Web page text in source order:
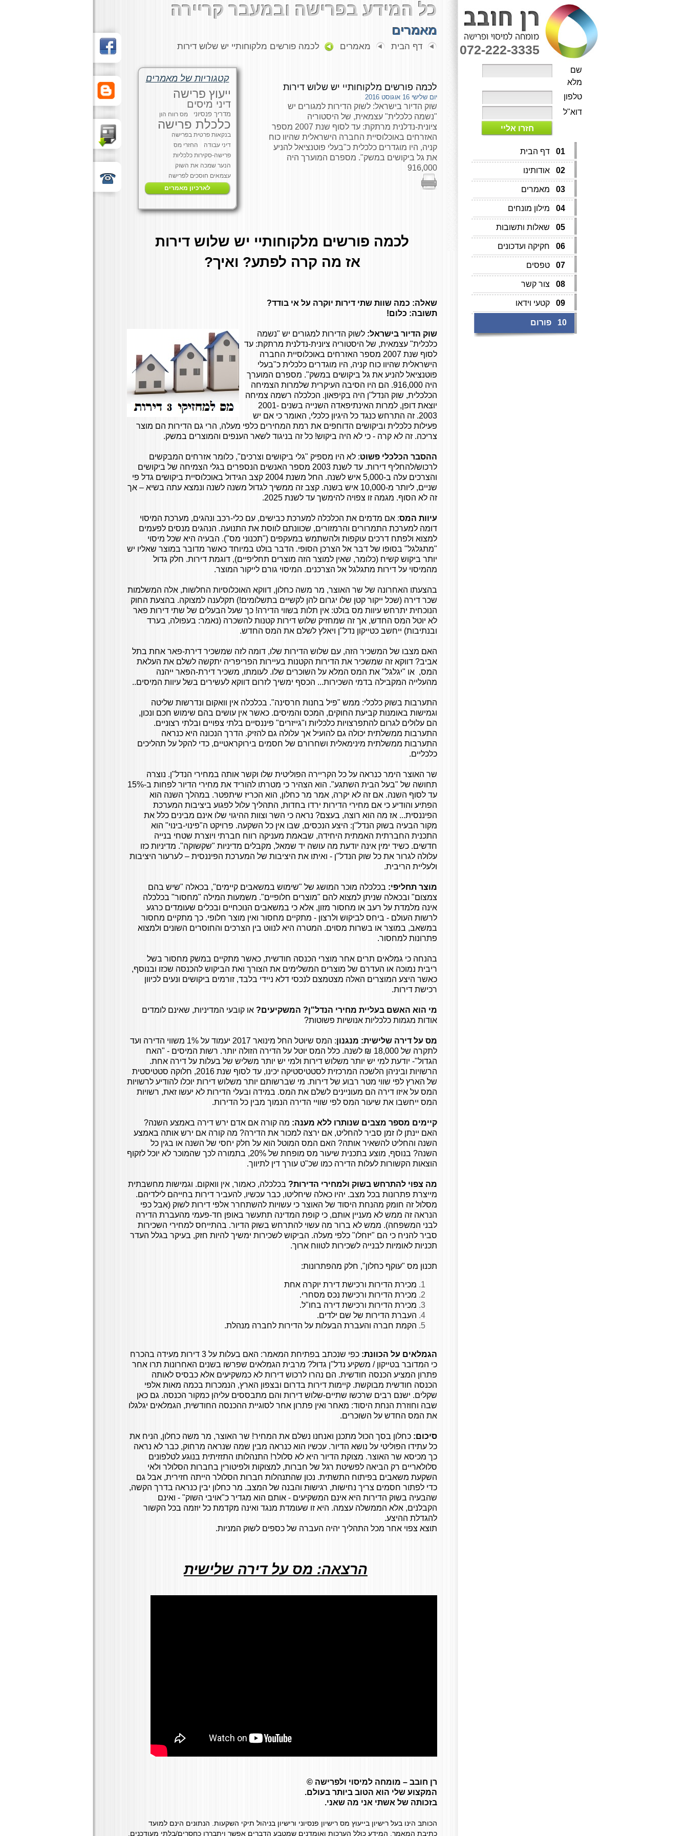
072-222-3335
שם
מלא
טלפון
דוא"ל
חזרו אליי
01 דף הבית
02 אודותינו
03 מאמרים
04 מילון מונחים
05 שאלות ותשובות
06 חקיקה ועדכונים
07 טפסים
08 צור קשר
09 קטעי וידאו
10 פורום
כל המידע בפרישה ובמעבר קריירה
מאמרים
דף הבית מאמרים לכמה פורשים מלקוחותיי יש שלוש דירות
לכמה פורשים מלקוחותיי יש שלוש דירות
יום שלישי 16 אוגוסט 2016
שוק הדיור בישראל: לשוק הדירות למגורים יש
"נשמה כלכלית" עצמאית, של היסטוריה
ציונית-נדלנית מרתקת: עד לסוף שנת 2007 מספר
האזרחים באוכלוסיית החברה הישראלית שהיוו כוח
קניה, היו מוגדרים כלכלית כ"בעלי פוטנציאל להניע
את גל ביקושים במשק". מספרם המוערך היה
916,000
קטגוריות של מאמרים
ייעוץ פרישה
דיני מיסים
מדריך פנסיוני מס רווח הון
כלכלת פרישה
בנקאות פרטית בפרישה
דיני עבודה
החזרי מס
פרישה-סקירות כלכליות
הנער שמכה את השוק
עצמאים חוסכים לפרישה
לארכיון מאמרים
לכמה פורשים מלקוחותיי יש שלוש דירות
אז מה קרה לפתע? ואיך?
שאלה: כמה שוות שתי דירות יוקרה על אי בודד?
תשובה: כלום!
שוק הדיור בישראל: לשוק הדירות למגורים יש "נשמה
כלכלית" עצמאית, של היסטוריה ציונית-נדלנית מרתקת: עד
לסוף שנת 2007 מספר האזרחים באוכלוסיית החברה
הישראלית שהיוו כוח קניה, היו מוגדרים כלכלית כ"בעלי
פוטנציאל להניע את גל ביקושים במשק". מספרם המוערך
היה 916,000. הם היו הסיבה העיקרית שלמרות הצמיחה
הכלכלית, שוק הנדל"ן היה בקיפאון. הכלכלה רשמה צמיחה
יוצאת דופן, למרות האינתיפאדה השנייה בשנים 2001-
2003. זה התרחש כנגד כל היגיון כלכלי, האומר כי אם יש
פעילות כלכלית וביקושים הדוחפים את רמת המחירים כלפי מעלה, הרי גם הדירות הם מוצר
צריכה. זה לא קרה - כי לא היה ביקוש! כל זה בניגוד לשאר הענפים והמוצרים במשק.
ההסבר הכלכלי פשוט: לא היו מספיק "גלי ביקושים וצרכים", כלומר אזרחים המבקשים
לרכוש/להחליף דירות. עד לשנת 2003 מספר האנשים הנספרים בגלי הצמיחה של ביקושים
והצרכים עלה ב-5,000 איש לשנה. החל משנת 2004 קצב הגידול באוכלוסיית ביקושים גדל פי
שניים, ליותר מ-10,000 איש בשנה. קצב זה ממשיך לגדול משנה לשנה ונמצא עתה בשיא – אך
זה לא הסוף. מגמה זו צפויה להימשך עד לשנת 2025.
עיוות המס: אם מדמים את הכלכלה למערכת כבישים, עם כלי-רכב ונהגים, מערכת המיסוי
דומה למערכת התמרורים והרמזורים, שכוונתם לווסת את התנועה. הנהגים מנסים לפעמים
למצוא ולפתח דרכים עוקפות ולהשתמש במעקפים ("תכנוני מס"). הבעיה היא שכל מיסוי
"מתגלגל" בסופו של דבר אל הצרכן הסופי. הדבר בולט במיוחד כאשר מדובר במוצר שאליו יש
יותר ביקוש קשיח (כלומר, שאין למוצר הזה מוצרים תחליפיים), דוגמת דירות. חלק גדול
מהמיסוי על דירות מתגלגל אל הצרכנים. המיסוי גורם לייקור המוצר.
בהצעתו האחרונה של שר האוצר, מר משה כחלון, דווקא האוכלוסיות החלשות, אלה המשלמות
שכר דירה (שכל ייקור קטן שלו יגרום להן לקשיים בתשלומים!) תקלענה למצוקה. בהצעת החוק
הנוכחית יתרחש עיוות מס בולט: אין תלות בשווי הדירה! כך שעל הבעלים של שתי דירות פאר
לא יוטל המס החדש, אך זה שמחזיק שלוש דירות קטנות להשכרה (נאמר: בעפולה, בערד
ובנתיבות) ייחשב כטייקון נדל"ן ויאלץ לשלם את המס החדש.
האם מצבו של המשכיר הזה, עם שלוש הדירות שלו, דומה לזה שמשכיר דירת-פאר אחת בתל
אביב? דווקא זה שמשכיר את הדירות הקטנות בעיירות הפריפריה יתקשה לשלם את העלאת
המס, או "יגלגל" את המס המלא על השוכרים שלו. לעומתו, משכיר דירת-הפאר ייהנה
מהעלייה המקבילה בדמי השכירות... הכסף ימשיך לזרום דווקא לעשירים בשל עיוות המיסים..
התערבות בשוק כלכלי: ממש "פיל בחנות חרסינה". בכלכלה אין וואקום ונדרשות שליטה
וגמישות באומנות קביעת החוקים, המכס והמיסים. כאשר אין עושים בהם שימוש חכם ונכון,
הם עלולים לגרום להתפרצויות כלכליות ו"גייזרים" פיננסיים בלתי צפויים ובלתי רצוניים.
התערבות ממשלתית יכולה גם להועיל אך עלולה גם להזיק. הדרך הנכונה היא כנראה
התערבות ממשלתית מינימאלית ושחרורם של חסמים בירוקראטיים, כדי להקל על תהליכים
כלכליים.
שר האוצר הימר כנראה על כל הקריירה הפוליטית שלו וקשר אותה במחירי הנדל"ן. נוצרה
תחושה של "בעל הבית השתגע". הוא הצהיר כי מטרתו להוריד את מחירי הדיור לפחות ב-15%
עד לסוף השנה. אם זה לא יקרה, אמר מר כחלון, הוא הכריז שיתפטר. במהלך השנה הוא
הפתיע והודיע כי אם מחירי הדירות ירדו בחדות, התהליך עלול לפגוע ביציבות המערכת
הפיננסית... אז מה הוא רוצה, בעצם? נראה כי השר וצוות ההיגוי שלו אינם מבינים כלל את
מקור הבעיה בשוק הנדל"ן: היצע הנכסים, שבו אין כל השקעה. פרויקט ה"פינוי-בינוי" הוא
התכנית החברתית האמתית היחידה, שבאמת מעניקה רווח חברתי ויוצרת שטחי בנייה
חדשים. כשיד ימין אינה יודעת מה עושה יד שמאל, מקבלים מדיניות "שקשוקה". מדיניות כזו
עלולה לגרור את כל שוק הנדל"ן - ואיתו את היציבות של המערכת הפיננסית – לערעור היציבות
ולעליית הריבית.
מוצר תחליפי: בכלכלה מוכר המושג של "שימוש במשאבים קיימים", בכאלה "שיש בהם
צמצום" ובכאלה שניתן למצוא להם "מוצרים חלופיים". משמעות המילה "מחסור" בכלכלה
אינה מלמדת על רעב או מחסור מזון, אלא כי במשאבים הנוכחיים ובכלים שעומדים כרגע
לרשות העולם - ביחס לביקוש ולרצון - מתקיים מחסור ואין מוצר חלופי. כך מתקיים מחסור
במשאב, במוצר או בשרות מסוים. המטרה היא לנווט בין הצרכים והחוסרים השונים ולמצוא
פתרונות למחסור.
בהנחה כי גמלאים תרים אחר מוצרי הכנסה חודשית, כאשר מתקיים במשק מחסור בשל
ריבית נמוכה או העדרם של מוצרים המשלימים את הצורך ואת הביקוש להכנסה שכזו ובנוסף,
כאשר היצע המוצרים האלה מצטמצם לנכסי דלא ניידי בלבד, זורמים ביקושים ונעים לכיוון
רכישת דירות.
מי הוא האשם בעליית מחירי הנדל"ן? המשקיעים? או קובעי המדיניות, שאינם לומדים
אודות מגמות כלכליות אנושיות פשוטות?
מס על דירה שלישית: מנגנון
: המס שיוטל החל מינואר 2017 יעמוד על 1% משווי הדירה ועד
לתקרה של 18,000 ₪ לשנה. כלל המס יוטל על הדירה הזולה יותר. רשות המיסים - "האח
הגדול"- יודעת למי יש יותר משלוש דירות ולמי יש יותר משליש של בעלות על דירה אחת.
הרשויות וביניהן הלשכה המרכזית לסטטיסטיקה יכינו, עד לסוף שנת 2016, חלוקה סטטיסטית
של הארץ לפי שווי מטר רבוע של דירות. מי שברשותם יותר משלוש דירות יוכלו להודיע לרשויות
המס על איזו דירה הם מעוניינים לשלם את המס. במידה ובעלי הדירות לא יעשו זאת, רשויות
המס ייחשבו את שיעור המס לפי שוויי הדירה הנמוך מבין כל הדירות.
קיימים מספר מצבים שנותרו ללא מענה: מה קורה אם אדם ירש דירה באמצע השנה?
האם יינתן לו זמן סביר להחליט, אם ירצה למכור את הדירה? מה קורה אם ירש אותה באמצע
השנה והחליט להשאיר אותה? האם המס המוטל הוא על חלק יחסי של השנה או בגין כל
השנה? בנוסף, מוצע בתכנית שיעור מס מופחת של 20%, בתמורה לכך שהמוכר לא יוכל לזקוף
הוצאות הקשורות לעלות הדירה כמו שכ"ט עורך דין לתיווך.
מה צפוי להתרחש בשוק ולמחירי הדירות? בכלכלה, כאמור, אין וואקום. וגמישות מחשבתית
מייצרת פתרונות בכל מצב. יהיו כאלה שיחליטו, כבר עכשיו, להעביר דירות בחייהם לילדיהם.
מסלול זה חומק מהנחת היסוד של האוצר כי עשויות להשתחרר אלפי דירות לשוק (אבל כפי
הנראה זה ממש לא מעניין אותם, כי קופת המדינה תתעשר באופן חד-פעמי מהעברת הדירה
לבני המשפחה). ממש לא ברור מה עשוי להתרחש בשוק הדיור. בהתייחס למחירי השכירות
סביר להניח כי הם "יזחלו" כלפי מעלה. הביקוש לשכירות ימשיך להיות חזק, בעיקר בגלל העדר
תכניות לאומיות לבנייה לשכירות לטווח ארוך.
תכנון מס "עוקף כחלון", חלק מהפתרונות:
מכירת הדירות ורכישת דירת יוקרה אחת
מכירת הדירות ורכישת נכס מסחרי.
מכירת הדירות ורכישת דירה בחו"ל.
העברת הדירות של שם ילדים.
הקמת חברה והעברת הבעלות על הדירות לחברה מנהלת.
הגמלאים על הכוונת:
כפי שנכתב בפתיחת המאמר: האם בעלות על 3 דירות מעידה בהכרח
כי המדובר בטייקון / משקיע נדל"ן גדול? מרבית הגמלאים שפרשו בשנים האחרונות תרו אחר
פתרון המציע הכנסה חודשית. הם נהרו לרכוש דירות לא כמשקיעים אלא כבסיס לאותה
הכנסה חודשית מבוקשת. קיימות דירות בדרום ובצפון הארץ, הנמכרות בכמה מאות אלפי
שקלים. ישנם רבים שרכשו שתיים-שלוש דירות והם מתבססים עליהן כמקור הכנסה. גם כאן
שבה וחוזרת הנחת היסוד: מאחר ואין פתרון אחר לסוגיית ההכנסה החודשית, הגמלאים יגלגלו
את המס החדש על השוכרים.
סיכום: כחלון בסך הכול מתכנן ואנחנו נשלם את המחיר! שר האוצר, מר משה כחלון, הניח את
כל עתידו הפוליטי על נושא הדיור. עכשיו הוא כנראה מבין שמה שנראה מרחוק, כבר לא נראה
כך מכיסא שר האוצר. מצוקת הדיור היא לא סלולר! התנהלותו התזזיתית בנוגע לטלפונים
סלולאריים רק הביאה לפשיטת רגל של חברות, למצוקות ולפיטורין בחברות הסלולר ולאי
השקעת משאבים בפיתוח התשתית. נכון שהתנהלות חברות הסלולר הייתה חזירית, אבל גם
כדי לפתור חסמים צריך נחישות, רגישות והבנה של המצב. מר כחלון יבין כנראה בדרך הקשה,
שהבעיה בשוק הדירות היא אינם המשקיעים - אותם הוא מגדיר כ"אויבי השוק" - ואינם
הקבלנים, אלא הממשלה עצמה. היא זו שעומדת מנגד ואינה מקדמת כל יוזמה בכל הקשור
להגדלת ההיצע.
תוצא צפוי אחר מכל התהליך יהיה העברה של כספים לשוק המניות.
הרצאה: מס על דירה שלישית
רן חובב – מומחה למיסוי ולפרישה ©
המקצוע שלי הוא הטוב ביותר בעולם.
בזכותה של אשתי אני מה שאני.
הכותב הינו בעל רישיון בייעוץ מס רישיון פנסיוני ורישיון בניהול תיקי השקעות. הנתונים הינם למועד
כתיבת המאמר. המידע כולל הערכות ואומדנים שמטבע הדברים אפשר ויתבררו כחסרים/בלתי מעודכנים.